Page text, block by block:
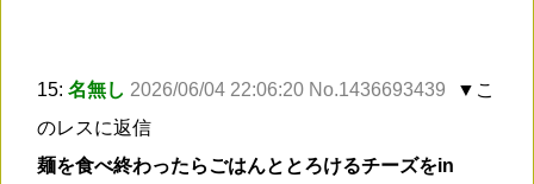
15: 名無し 2026/06/04 22:06:20 No.1436693439
▼こ
のレスに返信
麺を食べ終わったらごはんととろけるチーズをin